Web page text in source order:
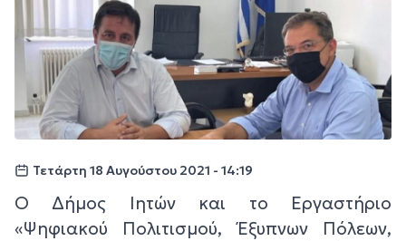
Τετάρτη 18 Αυγούστου 2021 - 14:19
Ο Δήμος Ιητών και το Εργαστήριο
«Ψηφιακού Πολιτισμού, Έξυπνων Πόλεων,